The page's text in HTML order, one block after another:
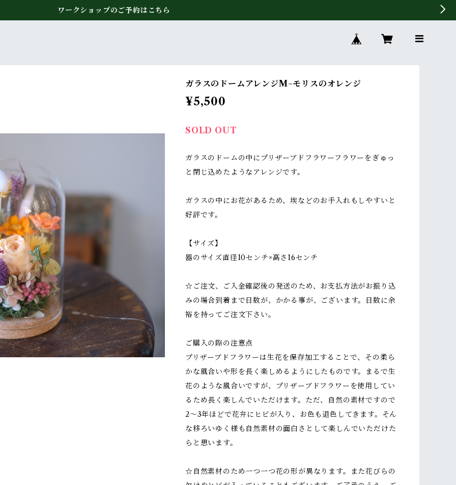
ワークショップのご予約はこちら
ガラスのドームアレンジM~モリスのオレンジ
¥5,500
SOLD OUT
ガラスのドームの中にプリザーブドフラワーフラワーをぎゅっ
と閉じ込めたようなアレンジです。
ガラスの中にお花があるため、埃などのお手入れもしやすいと
好評です。
【サイズ】
器のサイズ直径10センチ×高さ16センチ
☆ご注文、ご入金確認後の発送のため、お支払方法がお振り込
みの場合到着まで日数が、かかる事が、ございます。日数に余
裕を持ってご注文下さい。
ご購入の際の注意点
プリザーブドフラワーは生花を保存加工することで、その柔ら
かな風合いや形を長く楽しめるようにしたものです。まるで生
花のような風合いですが、プリザーブドフラワーを使用してい
るため長く楽しんでいただけます。ただ、自然の素材ですので
2～3年ほどで花弁にヒビが入り、お色も退色してきます。そん
な移ろいゆく様も自然素材の面白さとして楽しんでいただけた
らと思います。
☆自然素材のため一つ一つ花の形が異なります。また花びらの